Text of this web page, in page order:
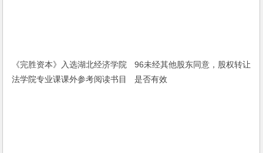
《完胜资本》入选湖北经济学院
法学院专业课课外参考阅读书目
96未经其他股东同意，股权转让
是否有效